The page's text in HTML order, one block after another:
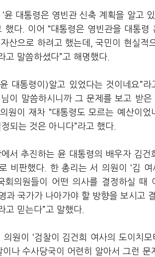
윤 대통령은 영빈관 신축 계획을 알고
했다. 이어 “대통령은 영빈관을 대통
산으로 하려고 했는데, 국민이 현실
고 말씀하셨다”고 해명했다.
대통령이)알고 있었다는 것이네요”
이 말씀하시니까 그 문제를 보고 받
원이 재차 “대통령도 모르는 예산이
되는 것은 아니다”라고 했다.
서 추진하는 윤 대통령의 배우자 김
비판했다. 한 총리는 서 의원이 ‘김
회의원들이 어떤 의사를 결정하실
과 국가가 나아가야 할 방향을 보시고
고 믿는다”고 말했다.
원이 ‘검찰이 김건희 여사의 도이치
이나 수사당국이 어련히 알아서 그런